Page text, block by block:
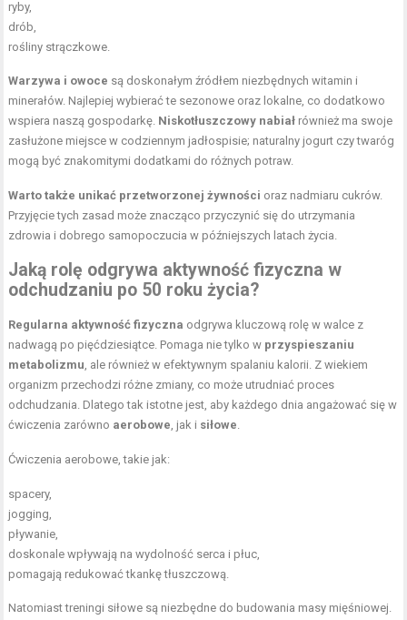
ryby,
drób,
rośliny strączkowe.
Warzywa i owoce są doskonałym źródłem niezbędnych witamin i
minerałów. Najlepiej wybierać te sezonowe oraz lokalne, co dodatkowo
wspiera naszą gospodarkę. Niskotłuszczowy nabiał również ma swoje
zasłużone miejsce w codziennym jadłospisie; naturalny jogurt czy twaróg
mogą być znakomitymi dodatkami do różnych potraw.
Warto także unikać przetworzonej żywności oraz nadmiaru cukrów.
Przyjęcie tych zasad może znacząco przyczynić się do utrzymania
zdrowia i dobrego samopoczucia w późniejszych latach życia.
Jaką rolę odgrywa aktywność fizyczna w
odchudzaniu po 50 roku życia?
Regularna aktywność fizyczna odgrywa kluczową rolę w walce z
nadwagą po pięćdziesiątce. Pomaga nie tylko w przyspieszaniu
metabolizmu, ale również w efektywnym spalaniu kalorii. Z wiekiem
organizm przechodzi różne zmiany, co może utrudniać proces
odchudzania. Dlatego tak istotne jest, aby każdego dnia angażować się w
ćwiczenia zarówno aerobowe, jak i siłowe.
Ćwiczenia aerobowe, takie jak:
spacery,
jogging,
pływanie,
doskonale wpływają na wydolność serca i płuc,
pomagają redukować tkankę tłuszczową.
Natomiast treningi siłowe są niezbędne do budowania masy mięśniowej.